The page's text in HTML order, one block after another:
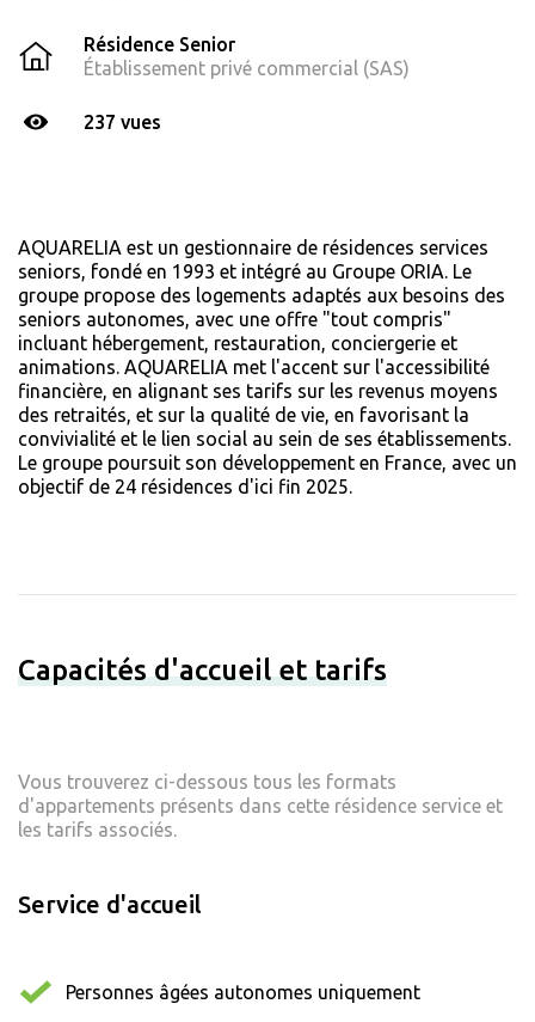
Résidence Senior
Établissement privé commercial (SAS)
237 vues
AQUARELIA est un gestionnaire de résidences services
seniors, fondé en 1993 et intégré au Groupe ORIA. Le
groupe propose des logements adaptés aux besoins des
seniors autonomes, avec une offre "tout compris"
incluant hébergement, restauration, conciergerie et
animations. AQUARELIA met l'accent sur l'accessibilité
financière, en alignant ses tarifs sur les revenus moyens
des retraités, et sur la qualité de vie, en favorisant la
convivialité et le lien social au sein de ses établissements.
Le groupe poursuit son développement en France, avec un
objectif de 24 résidences d'ici fin 2025.
Capacités d'accueil et tarifs
Vous trouverez ci-dessous tous les formats
d'appartements présents dans cette résidence service et
les tarifs associés.
Service d'accueil
Personnes âgées autonomes uniquement